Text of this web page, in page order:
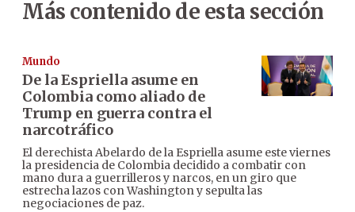
Más contenido de esta sección
Mundo
De la Espriella asume en
Colombia como aliado de
Trump en guerra contra el
narcotráfico
El derechista Abelardo de la Espriella asume este viernes
la presidencia de Colombia decidido a combatir con
mano dura a guerrilleros y narcos, en un giro que
estrecha lazos con Washington y sepulta las
negociaciones de paz.